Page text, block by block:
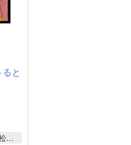
ると
松野一松×松野カラ松、松野カラ松×松野一松、松野おそ松×松野チョロ松